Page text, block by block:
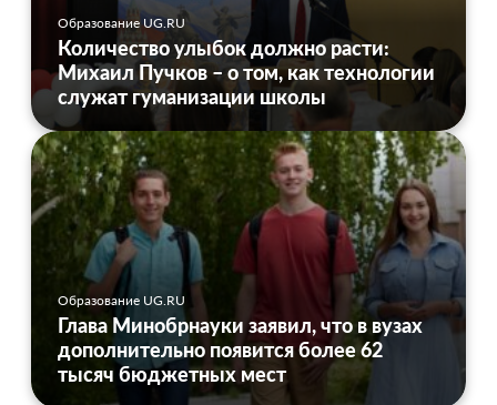
Образование UG.RU
Количество улыбок должно расти:
Михаил Пучков – о том, как технологии
служат гуманизации школы
Образование UG.RU
Глава Минобрнауки заявил, что в вузах
дополнительно появится более 62
тысяч бюджетных мест